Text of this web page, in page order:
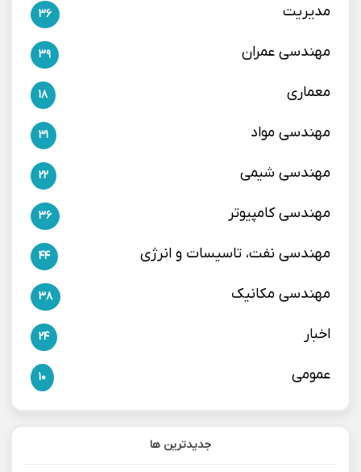
مدیریت 36
مهندسی عمران 39
معماری 18
مهندسی مواد 31
مهندسی شیمی 22
مهندسی کامپیوتر 36
مهندسی نفت، تاسیسات و انرژی 44
مهندسی مکانیک 38
اخبار 24
عمومی 10
جدیدترین ها